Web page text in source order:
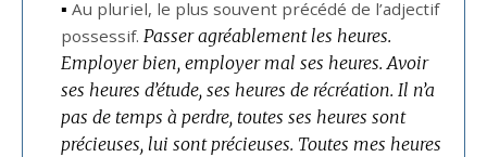
▪ Au pluriel, le plus souvent précédé de l’adjectif
possessif. Passer agréablement les heures.
Employer bien, employer mal ses heures. Avoir
ses heures d’étude, ses heures de récréation. Il n’a
pas de temps à perdre, toutes ses heures sont
précieuses, lui sont précieuses. Toutes mes heures